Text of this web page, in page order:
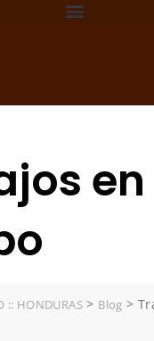
en
:: HONDURAS > Blog >